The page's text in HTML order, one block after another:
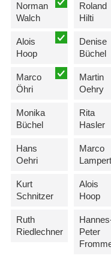
Norman
Walch
Alois
Hoop
Marco
Öhri
Monika
Büchel
Hans
Oehri
Kurt
Schnitzer
Ruth
Riedlechner
Roland
Hilti
Denise
Büchel
Martin
Oehry
Rita
Hasler
Marco
Lampert
Alois
Hoop
Peter